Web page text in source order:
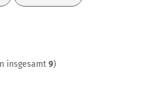
insgesamt 9)